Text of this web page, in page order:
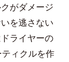
がダメージ
を逃さない
ライヤーの
ィクルを作